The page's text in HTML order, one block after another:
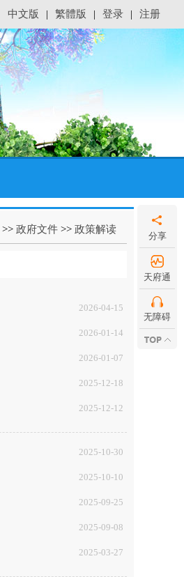
中文版 | 繁體版 | 登录 | 注册
>> 政府文件 >> 政策解读
2026-04-15
2026-01-14
2026-01-07
2025-12-18
2025-12-12
2025-10-30
2025-10-10
2025-09-25
2025-09-08
2025-03-27
分享
天府通
无障碍